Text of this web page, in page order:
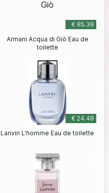
€ 85.38
Armani Acqua di Giò Eau de
toilette
€ 24.48
Lanvin L'homme Eau de toilette